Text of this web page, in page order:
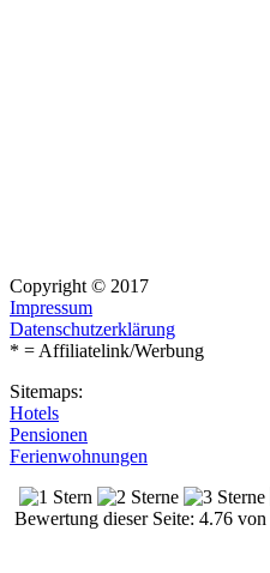
Copyright © 2017
Impressum
Datenschutzerklärung
* = Affiliatelink/Werbung
Sitemaps:
Hotels
Pensionen
Ferienwohnungen
Bewertung dieser Seite: 4.76